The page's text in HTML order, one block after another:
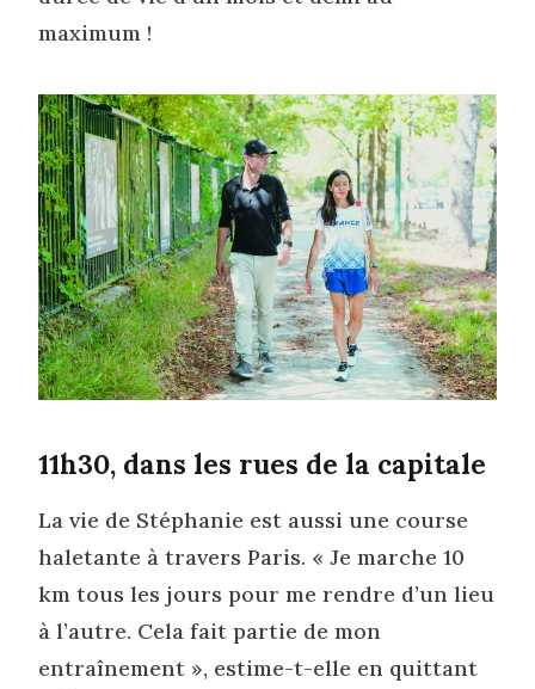
maximum !
11h30, dans les rues de la capitale
La vie de Stéphanie est aussi une course
haletante à travers Paris. « Je marche 10
km tous les jours pour me rendre d’un lieu
à l’autre. Cela fait partie de mon
entraînement », estime-t-elle en quittant